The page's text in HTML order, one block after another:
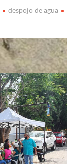
despojo de agua